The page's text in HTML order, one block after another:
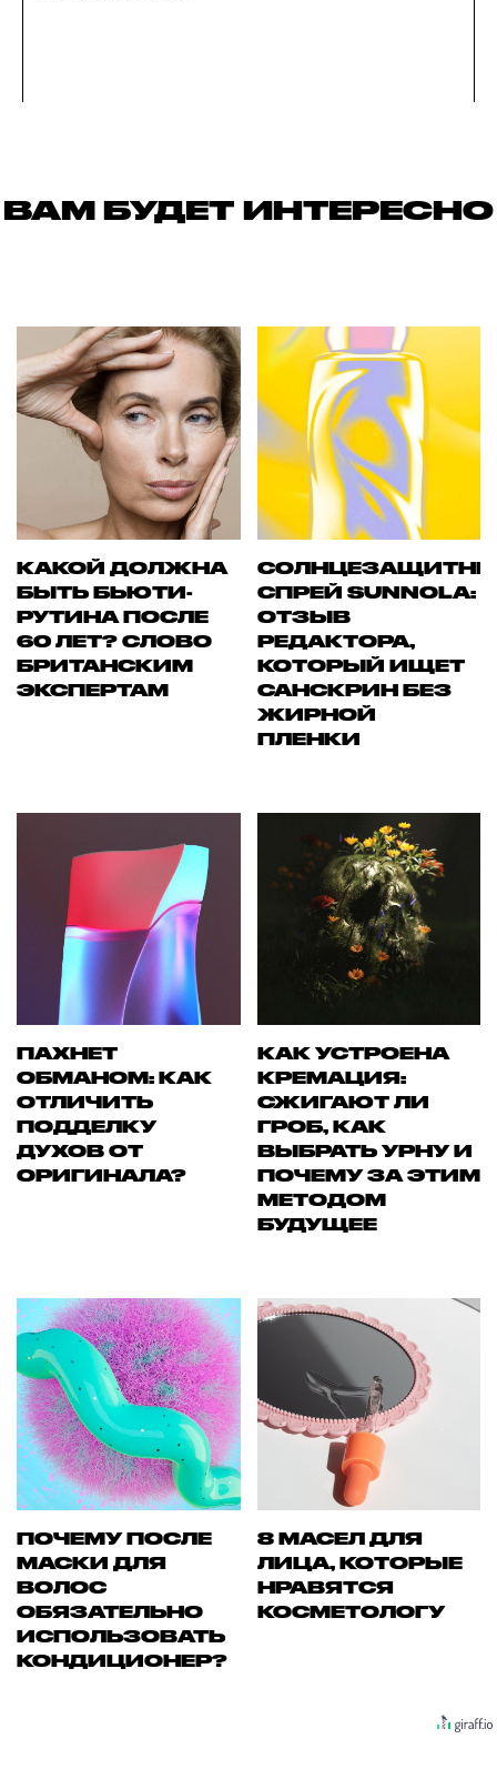
ВАМ БУДЕТ ИНТЕРЕСНО
КАКОЙ ДОЛЖНА
БЫТЬ БЬЮТИ-
РУТИНА ПОСЛЕ
60 ЛЕТ? СЛОВО
БРИТАНСКИМ
ЭКСПЕРТАМ
СПРЕЙ SUNNOLA:
ОТЗЫВ
РЕДАКТОРА,
КОТОРЫЙ ИЩЕТ
САНСКРИН БЕЗ
ЖИРНОЙ
ПЛЕНКИ
ПАХНЕТ
ОБМАНОМ: КАК
ОТЛИЧИТЬ
ПОДДЕЛКУ
ДУХОВ ОТ
ОРИГИНАЛА?
КАК УСТРОЕНА
КРЕМАЦИЯ:
СЖИГАЮТ ЛИ
ГРОБ, КАК
ВЫБРАТЬ УРНУ И
ПОЧЕМУ ЗА ЭТИМ
МЕТОДОМ
БУДУЩЕЕ
ПОЧЕМУ ПОСЛЕ
МАСКИ ДЛЯ
ВОЛОС
ОБЯЗАТЕЛЬНО
ИСПОЛЬЗОВАТЬ
КОНДИЦИОНЕР?
8 МАСЕЛ ДЛЯ
ЛИЦА, КОТОРЫЕ
НРАВЯТСЯ
КОСМЕТОЛОГУ